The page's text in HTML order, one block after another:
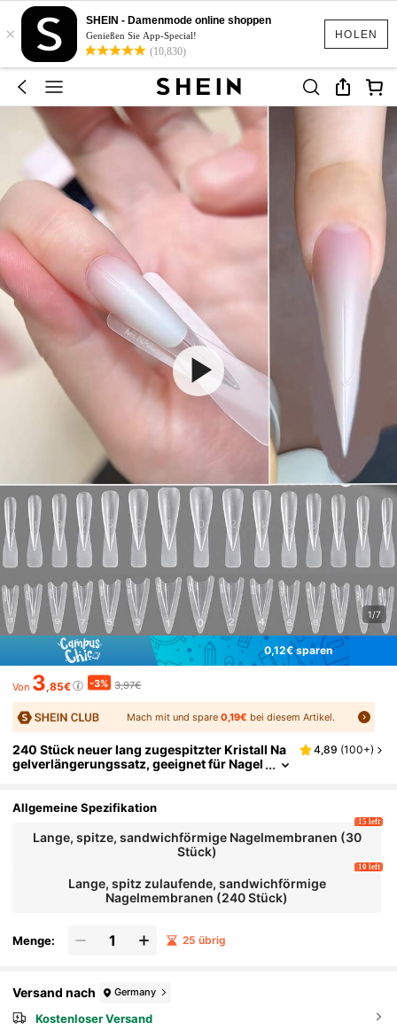
HOLEN
×
SHEIN - Damenmode online shoppen
Genießen Sie App-Special!
(10,830)
1/7
0,12€ sparen
Von 3,85€ -3% 3,97€
Mach mit und spare0,19€ bei diesem Artikel.
240 Stück neuer lang zugespitzter Kristall Na
gelverlängerungssatz, geeignet für Nagel
men, Sarg-Nägel und verschiedene Nail Art D
l, geeignet für Nageltechniker und Nail Art Ent
husiasten, um schnell Maniküren handwerkli
4,89 (100+)
Allgemeine Spezifikation
Lange, spitze, sandwichförmige Nagelmembranen (30
Stück)
15 left
Lange, spitz zulaufende, sandwichförmige
Nagelmembranen (240 Stück)
10 left
Menge: 25 übrig
Versand nach Germany
Kostenloser Versand